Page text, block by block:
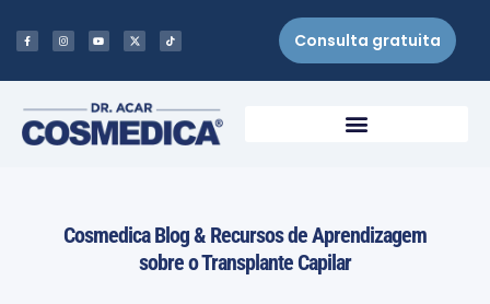
Consulta gratuita
Cosmedica Blog & Recursos de Aprendizagem
sobre o Transplante Capilar